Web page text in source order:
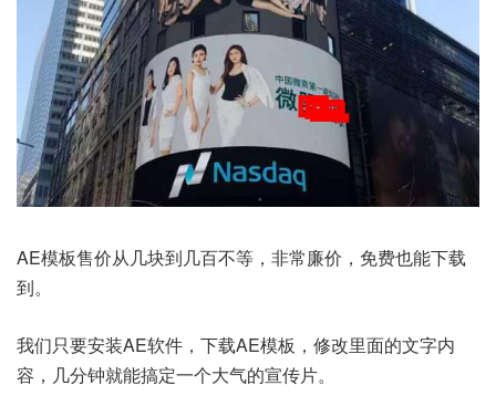
AE模板售价从几块到几百不等，非常廉价，免费也能下载
到。
我们只要安装AE软件，下载AE模板，修改里面的文字内
容，几分钟就能搞定一个大气的宣传片。